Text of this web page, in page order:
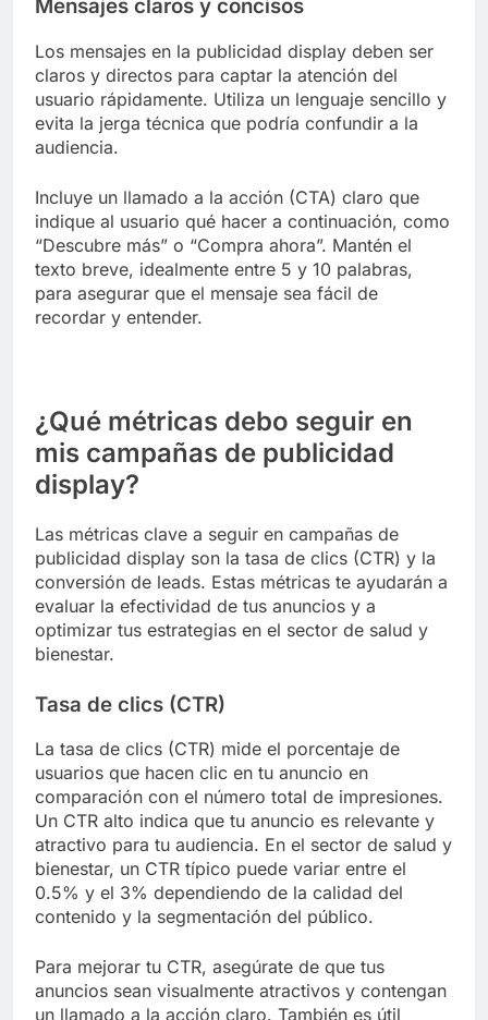
Evita imágenes genéricas; en su lugar, opta por
de tu audiencia. Esto puede incluir imágenes de
personas reales utilizando productos o
disfrutando de actividades saludables, lo que
puede generar una conexión emocional con los
consumidores.
Mensajes claros y concisos
Los mensajes en la publicidad display deben ser
claros y directos para captar la atención del
usuario rápidamente. Utiliza un lenguaje sencillo y
evita la jerga técnica que podría confundir a la
indique al usuario qué hacer a continuación, como
“Descubre más” o “Compra ahora”. Mantén el
texto breve, idealmente entre 5 y 10 palabras,
para asegurar que el mensaje sea fácil de
¿Qué métricas debo seguir en
mis campañas de publicidad
display?
publicidad display son la tasa de clics (CTR) y la
conversión de leads. Estas métricas te ayudarán a
evaluar la efectividad de tus anuncios y a